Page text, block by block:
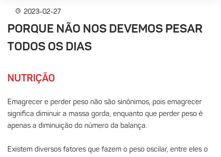
2023-02-27
PORQUE NÃO NOS DEVEMOS PESAR
TODOS OS DIAS
NUTRIÇÃO
Emagrecer e perder peso não são sinónimos, pois emagrecer
significa diminuir a massa gorda, enquanto que perder peso é
apenas a diminuição do número da balança.
Existem diversos fatores que fazem o peso oscilar, entre eles o